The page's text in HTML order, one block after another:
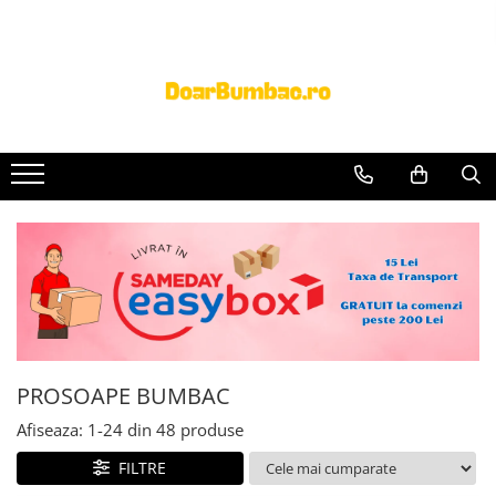
SET 5 Prosoape 100% Bumbac
PROSOAPE BUMBAC
Afiseaza: 1-24 din 48 produse
FILTRE